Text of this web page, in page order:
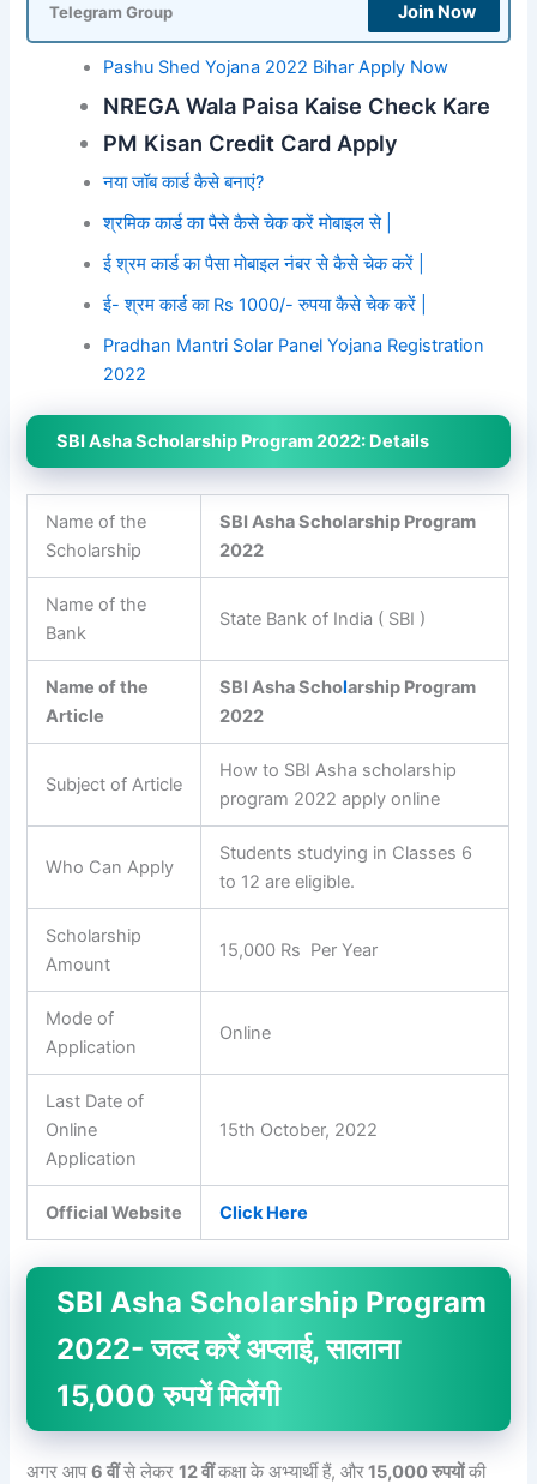
Telegram Group Join Now
Pashu Shed Yojana 2022 Bihar Apply Now
NREGA Wala Paisa Kaise Check Kare
PM Kisan Credit Card Apply
नया जॉब कार्ड कैसे बनाएं?
श्रमिक कार्ड का पैसे कैसे चेक करें मोबाइल से |
ई श्रम कार्ड का पैसा मोबाइल नंबर से कैसे चेक करें |
ई- श्रम कार्ड का Rs 1000/- रुपया कैसे चेक करें |
Pradhan Mantri Solar Panel Yojana Registration
2022
SBI Asha Scholarship Program 2022: Details
Name of the
Scholarship
SBI Asha Scholarship Program
2022
Name of the
Bank
State Bank of India ( SBI )
Name of the
Article
SBI Asha Scholarship Program
2022
Subject of Article
How to SBI Asha scholarship
program 2022 apply online
Who Can Apply
Students studying in Classes 6
to 12 are eligible.
Scholarship
Amount
15,000 Rs Per Year
Mode of
Application
Online
Last Date of
Online
Application
15th October, 2022
Official Website Click Here
SBI Asha Scholarship Program
2022-जल्द करें अप्लाई, सालाना
15,000 रुपयें मिलेंगी
अगर आप6 वींसे लेकर12 वींकक्षा के अभ्यार्थी हैं, और15,000 रुपयोंकी